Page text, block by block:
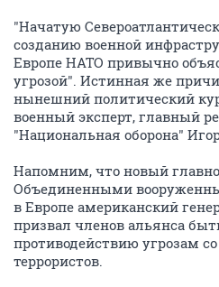
"Начатую
созданию военной
Европе НАТО привычно
угрозой". Истинная же
нынешний политический
военный эксперт, главный
"Национальная оборона"
Напомним, что новый
Объединенными
в Европе американский
призвал членов альянса
противодействию угрозам
террористов.